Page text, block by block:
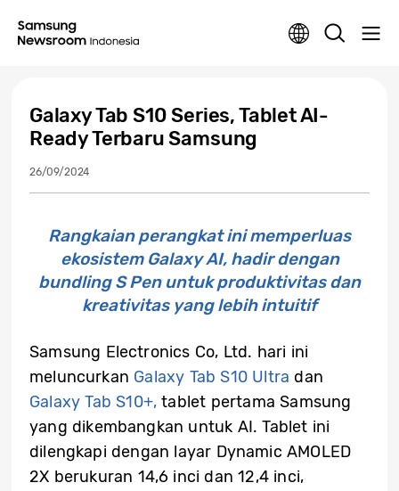
Galaxy Tab S10 Series, Tablet AI-
Ready Terbaru Samsung
26/09/2024
Rangkaian perangkat ini memperluas
ekosistem Galaxy AI, hadir dengan
bundling S Pen untuk produktivitas dan
kreativitas yang lebih intuitif
Samsung Electronics Co, Ltd. hari ini
meluncurkan Galaxy Tab S10 Ultra dan
Galaxy Tab S10+, tablet pertama Samsung
yang dikembangkan untuk AI. Tablet ini
dilengkapi dengan layar Dynamic AMOLED
2X berukuran 14,6 inci dan 12,4 inci,